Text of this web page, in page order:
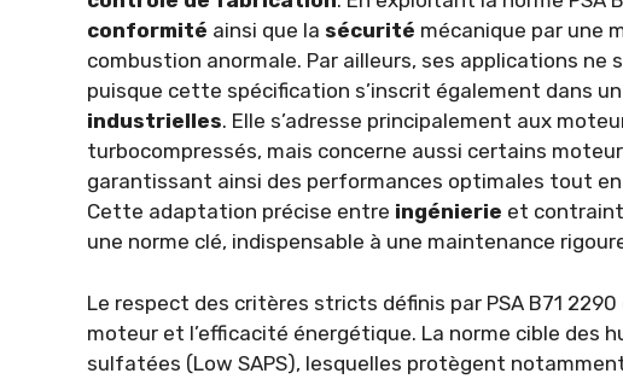
conformité ainsi que la sécurité mécanique par une
combustion anormale. Par ailleurs, ses applications
puisque cette spécification s’inscrit également dans un
industrielles. Elle s’adresse principalement aux
turbocompressés, mais concerne aussi certains
garantissant ainsi des performances optimales tout
Cette adaptation précise entre ingénierie et
une norme clé, indispensable à une maintenance
Le respect des critères stricts définis par PSA B71
moteur et l’efficacité énergétique. La norme cible des
sulfatées (Low SAPS), lesquelles protègent